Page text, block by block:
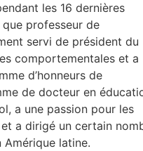
les 16 dernières
professeur de
servi de président du
comportementales et a
d’honneurs de
de docteur en
a une passion pour les
a dirigé un certain
latine.